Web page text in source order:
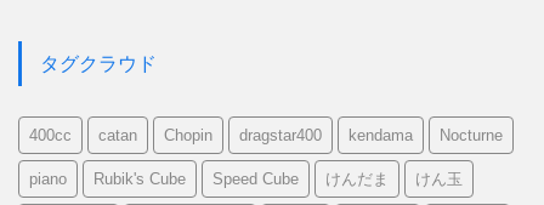
タグクラウド
400cc catan Chopin dragstar400 kendama Nocturne
piano Rubik's Cube Speed Cube けんだま けん玉